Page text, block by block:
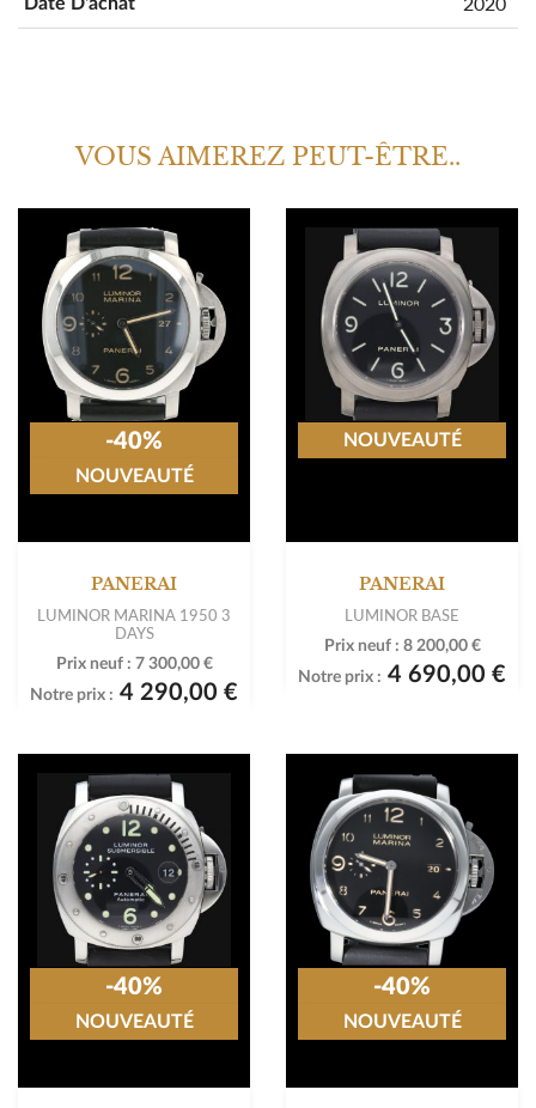
VOUS AIMEREZ PEUT-ÊTRE..
PANERAI
LUMINOR MARINA 1950 3
DAYS
Prix neuf : 7 300,00 €
Notre prix : 4 290,00 €
-40%
NOUVEAUTÉ
PANERAI
LUMINOR BASE
Prix neuf : 8 200,00 €
Notre prix : 4 690,00 €
NOUVEAUTÉ
-40%
NOUVEAUTÉ
-40%
NOUVEAUTÉ